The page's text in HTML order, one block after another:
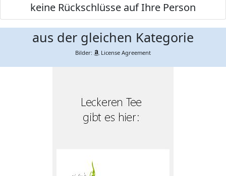
keine Rückschlüsse auf Ihre Person
aus der gleichen Kategorie
Bilder: License Agreement